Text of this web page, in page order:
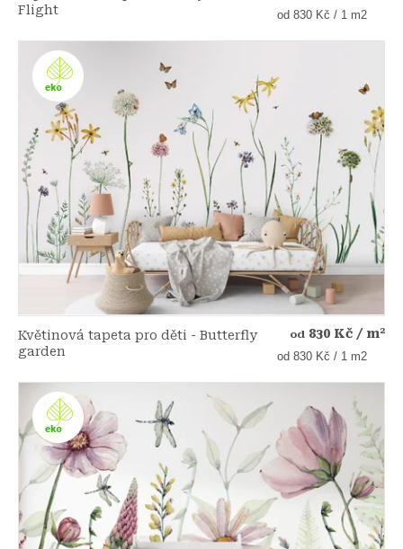
Flight
Měrná
od 830 Kč / 1 m2
Květinová tapeta pro děti - Butterfly
garden
od 830 Kč / m²
Měrná
od 830 Kč / 1 m2